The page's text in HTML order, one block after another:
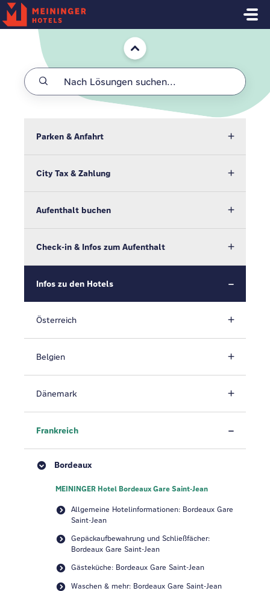
Zum hauptsächlichen Inhalt gehen
Parken & Anfahrt
City Tax & Zahlung
Aufenthalt buchen
Check-in & Infos zum Aufenthalt
Infos zu den Hotels
Österreich
Belgien
Dänemark
Frankreich
Bordeaux
MEININGER Hotel Bordeaux Gare Saint-Jean
Allgemeine Hotelinformationen: Bordeaux Gare
Saint-Jean
Gepäckaufbewahrung und Schließfächer:
Bordeaux Gare Saint-Jean
Gästeküche: Bordeaux Gare Saint-Jean
Waschen & mehr: Bordeaux Gare Saint-Jean